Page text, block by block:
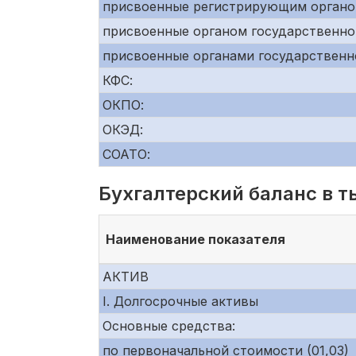
присвоенные регистрирующим
присвоенные органом
присвоенные органами
КФС:
ОКПО:
ОКЭД:
СОАТО:
Бухгалтерский баланс в
Наименование показателя
АКТИВ
I. Долгосрочные активы
Основные средства:
по первоначальной стоимости (01,03)